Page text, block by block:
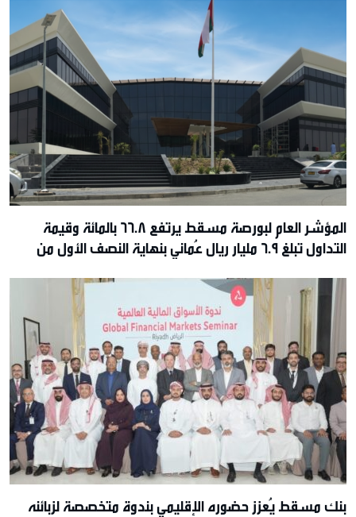
المؤشر العام لبورصة مسقط يرتفع 66.8 بالمائة وقيمة
التداول تبلغ 6.9 مليار ريال عُماني بنهاية النصف الأول من
بنك مسقط يُعزز حضوره الإقليمي بندوة متخصصة لزبائنه